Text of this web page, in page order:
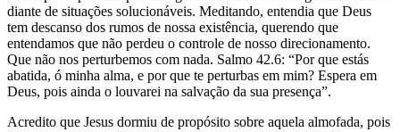
diante de situações solucionáveis. Meditando, entendia que Deus
tem descanso dos rumos de nossa existência, querendo que
entendamos que não perdeu o controle de nosso direcionamento.
Que não nos perturbemos com nada. Salmo 42.6: “Por que estás
abatida, ó minha alma, e por que te perturbas em mim? Espera em
Deus, pois ainda o louvarei na salvação da sua presença”.
Acredito que Jesus dormiu de propósito sobre aquela almofada, pois